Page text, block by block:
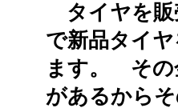
タイヤを
で新品タイ
ます。 その
があるから